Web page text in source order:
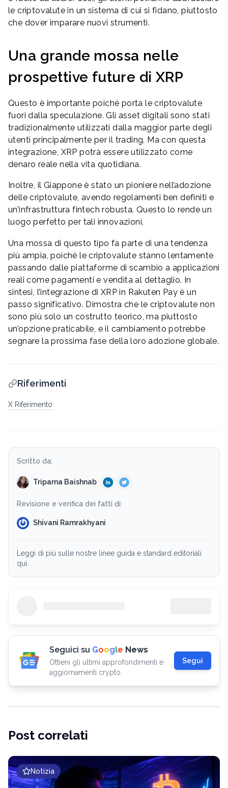
le criptovalute in un sistema di cui si fidano, piuttosto
che dover imparare nuovi strumenti.
Una grande mossa nelle
prospettive future di XRP
Questo è importante poiché porta le criptovalute
fuori dalla speculazione. Gli asset digitali sono stati
tradizionalmente utilizzati dalla maggior parte degli
utenti principalmente per il trading. Ma con questa
integrazione, XRP potrà essere utilizzato come
denaro reale nella vita quotidiana.
Inoltre, il Giappone è stato un pioniere nell’adozione
delle criptovalute, avendo regolamenti ben definiti e
un’infrastruttura fintech robusta. Questo lo rende un
luogo perfetto per tali innovazioni.
Una mossa di questo tipo fa parte di una tendenza
più ampia, poiché le criptovalute stanno lentamente
passando dalle piattaforme di scambio a applicazioni
reali come pagamenti e vendita al dettaglio. In
sintesi, l’integrazione di XRP in Rakuten Pay è un
passo significativo. Dimostra che le criptovalute non
sono più solo un costrutto teorico, ma piuttosto
un’opzione praticabile, e il cambiamento potrebbe
segnare la prossima fase della loro adozione globale.
Riferimenti
X Riferimento
Scritto da:
Triparna Baishnab
Revisione e verifica dei fatti di:
Shivani Ramrakhyani
Leggi di più sulle nostre linee guida e standard editoriali
qui.
Seguici su Google News
Ottieni gli ultimi approfondimenti e
aggiornamenti crypto.
Segui
Post correlati
Notizia